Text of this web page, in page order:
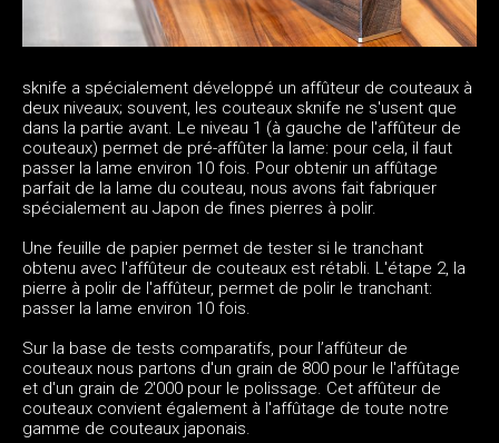
sknife a spécialement développé un affûteur de couteaux à
deux niveaux; souvent, les couteaux sknife ne s'usent que
dans la partie avant. Le niveau 1 (à gauche de l'affûteur de
couteaux) permet de pré-affûter la lame: pour cela, il faut
passer la lame environ 10 fois. Pour obtenir un affûtage
parfait de la lame du couteau, nous avons fait fabriquer
spécialement au Japon de fines pierres à polir.
Une feuille de papier permet de tester si le tranchant
obtenu avec l'affûteur de couteaux est rétabli. L'étape 2, la
pierre à polir de l'affûteur, permet de polir le tranchant:
passer la lame environ 10 fois.
Sur la base de tests comparatifs, pour l’affûteur de
couteaux nous partons d'un grain de 800 pour le l'affûtage
et d'un grain de 2'000 pour le polissage. Cet affûteur de
couteaux convient également à l'affûtage de toute notre
gamme de couteaux japonais.